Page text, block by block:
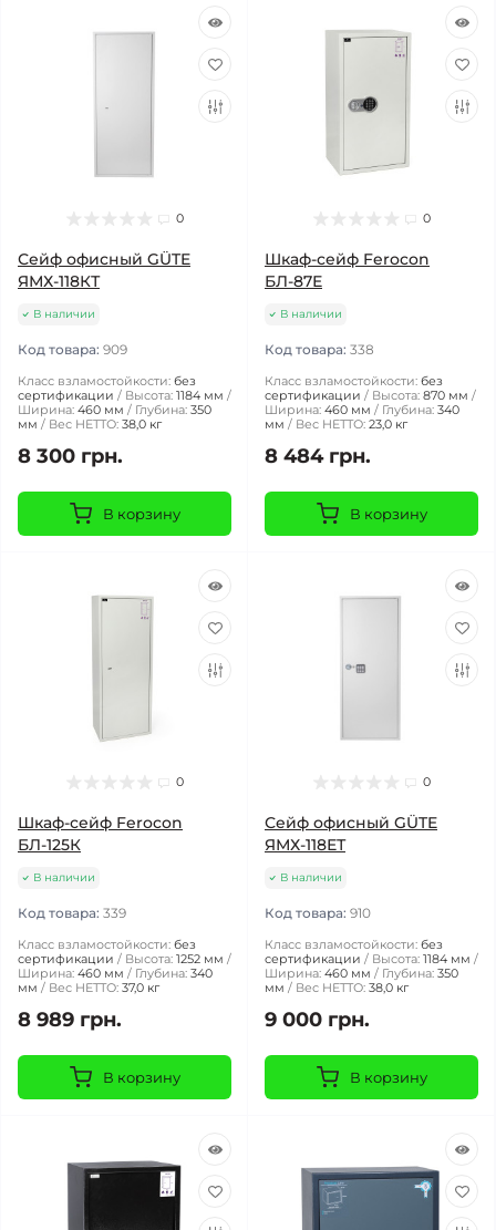
0
Сейф офисный GÜTE
ЯМХ-118КТ
В наличии
Код товара: 909
Класс взламостойкости: без
сертификации
Высота: 1184 мм
Ширина: 460 мм Глубина: 350
мм
Вес НЕТТО: 38,0 кг
8 300 грн.
В корзину
0
Шкаф-сейф Ferocon
БЛ-87Е
В наличии
Код товара: 338
Класс взламостойкости: без
сертификации
Высота: 870 мм
Ширина: 460 мм Глубина: 340
мм
Вес НЕТТО: 23,0 кг
8 484 грн.
В корзину
0
Шкаф-сейф Ferocon
БЛ-125К
В наличии
Код товара: 339
Класс взламостойкости: без
сертификации
Высота: 1252 мм
Ширина: 460 мм Глубина: 340
мм
Вес НЕТТО: 37,0 кг
8 989 грн.
В корзину
0
Сейф офисный GÜTE
ЯМХ-118ЕТ
В наличии
Код товара: 910
Класс взламостойкости: без
сертификации
Высота: 1184 мм
Ширина: 460 мм Глубина: 350
мм
Вес НЕТТО: 38,0 кг
9 000 грн.
В корзину